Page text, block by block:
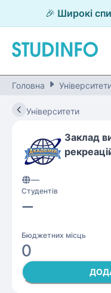
🎉 Широкі
Головна
Університети
Заклад
—
Студентів
—
Бюджетних місць
0